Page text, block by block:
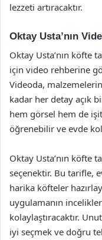
lezzeti artıracaktır.
Oktay Usta’nın
Oktay Usta’nın köfte
için video rehberine
Videoda,
kadar her detay açık
hem görsel hem de
öğrenebilir ve evde
Oktay Usta’nın köfte
seçenektir. Bu tarifle,
harika köfteler
uygulamanın
kolaylaştıracaktır.
iyi seçmek ve doğru